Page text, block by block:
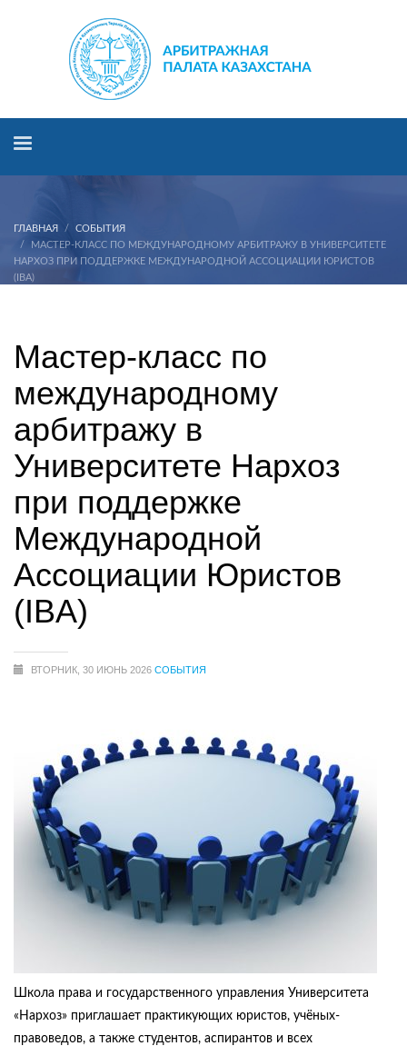
ГЛАВНАЯ
СОБЫТИЯ
МАСТЕР-КЛАСС ПО МЕЖДУНАРОДНОМУ АРБИТРАЖУ В УНИВЕРСИТЕТЕ
НАРХОЗ ПРИ ПОДДЕРЖКЕ МЕЖДУНАРОДНОЙ АССОЦИАЦИИ ЮРИСТОВ
(IBA)
Университете Нархоз при поддержке
Международной Ассоциации Юристов (IBA)
Мастер-класс по
международному
арбитражу в
Университете Нархоз
при поддержке
Международной
Ассоциации Юристов
(IBA)
ВТОРНИК, 30 ИЮНЬ 2026 СОБЫТИЯ
Школа права и государственного управления Университета
«Нархоз» приглашает практикующих юристов, учёных-
правоведов, а также студентов, аспирантов и всех